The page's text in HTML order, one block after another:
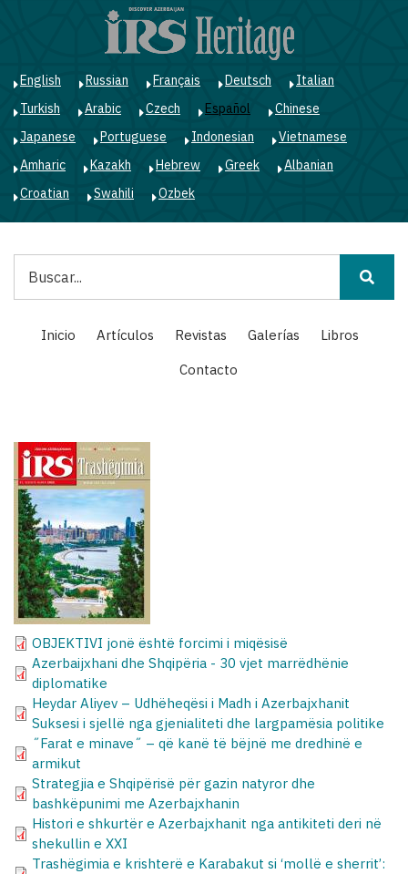
English Russian Français Deutsch
Italian
Turkish
Arabic Czech Español
Chinese
Japanese
Portuguese Indonesian
Vietnamese
Amharic
Kazakh Hebrew Greek
Albanian
Croatian
Swahili Ozbek
Main
navigation
Inicio Artículos Revistas Galerías
Libros
Contacto
OBJEKTIVI jonë është forcimi i miqësisë
Azerbaijxhani dhe Shqipëria - 30 vjet marrëdhënie
diplomatike
Heydar Aliyev – Udhëheqësi i Madh i Azerbajxhanit
Suksesi i sjellë nga gjenialiteti dhe largpamësia politike
˝Farat e minave˝ – që kanë të bëjnë me dredhinë e
armikut
Strategjia e Shqipërisë për gazin natyror dhe
bashkëpunimi me Azerbajxhanin
Histori e shkurtër e Azerbajxhanit nga antikiteti deri në
shekullin e XXI
Trashëgimia e krishterë e Karabakut si ‘mollë e sherrit’: